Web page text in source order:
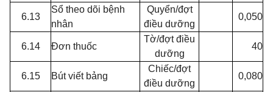
6.13
Sổ theo dõi bệnh
nhân
Quyển/đợt
điều dưỡng
0,050
6.14 Đơn thuốc
Tờ/đợt điều
dưỡng
40
6.15 Bút viết bảng
Chiếc/đợt
điều dưỡng
0,080